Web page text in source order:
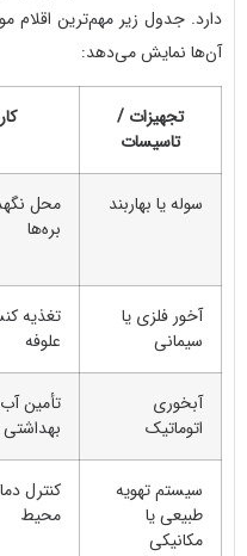
دارد. جدول زیر مهم‌ترین اقلام مورد
آن‌ها نمایش می‌دهد:
تجهیزات /
تاسیسات
کاربرد
سوله یا بهاربند
محل
بره‌ها
آخور فلزی یا
سیمانی
تغذیه
علوفه
آبخوری
اتوماتیک
تأمین آب
بهداشتی
سیستم تهویه
طبیعی یا
مکانیکی
کنترل دما
محیط